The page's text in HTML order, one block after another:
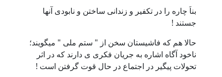
بناَ چاره را در تکفیر و زندانی ساختن و نابودی آنها
جستند !
حالا هم که فاشیستان سخن از " ستم ملی " میگویند؛
ناخود آگاه اشاره به جریان فکری ی دارند که در اثر
تحولات پیگیر در اجتماع در حال قوت گرفتن است !